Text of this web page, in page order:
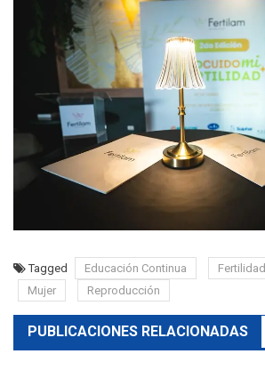
Tagged Educación Continua Fertilidad
Mujer
Reproducción
PUBLICACIONES RELACIONADAS